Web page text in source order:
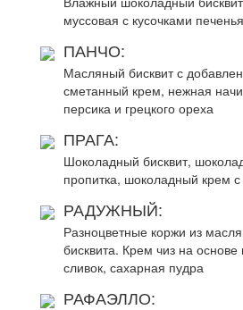
муссовая с кусочками
ПАНЧО:
Масляный бисквит с
сметанный крем, нежная
персика и грецкого ореха
ПРАГА:
Шоколадный бисквит,
пропитка, шоколадный крем
РАДУЖНЫЙ:
Разноцветные коржи из
бисквита. Крем чиз на основе
сливок, сахарная пудра
РАФАЭЛЛО: